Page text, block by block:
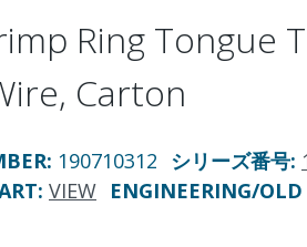
Ring Tongue
Carton
: 190710312 シリーズ番号:
: VIEW ENGINEERING/